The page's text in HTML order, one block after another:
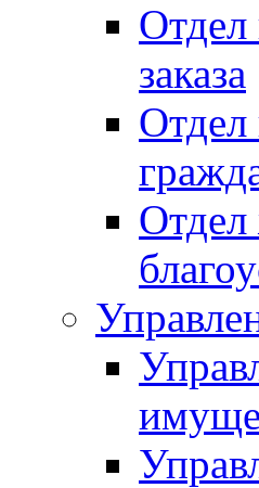
Отдел
заказа
Отдел
Отдел